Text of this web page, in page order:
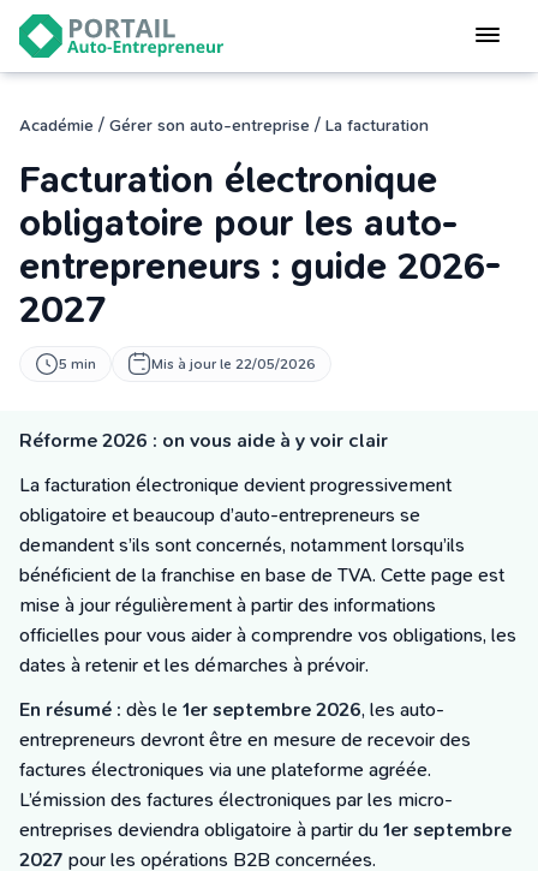
Devenir
auto-entrepreneur
logiciel de facturation
Modifier
mon auto-entreprise
Cesser
mon activité
CONNEXION
Statut auto-entrepreneur
Programmes de Formation
L’académie
Tarifs
Blog
Académie / Gérer son auto-entreprise / La facturation
Facturation électronique
obligatoire pour les auto-
entrepreneurs : guide 2026-
2027
5 min Mis à jour le 22/05/2026
Réforme 2026 : on vous aide à y voir clair
La facturation électronique devient progressivement
obligatoire et beaucoup d’auto-entrepreneurs se
demandent s’ils sont concernés, notamment lorsqu’ils
bénéficient de la franchise en base de TVA. Cette page est
mise à jour régulièrement à partir des informations
officielles pour vous aider à comprendre vos obligations, les
dates à retenir et les démarches à prévoir.
En résumé : dès le 1er septembre 2026, les auto-
entrepreneurs devront être en mesure de recevoir des
factures électroniques via une plateforme agréée.
L’émission des factures électroniques par les micro-
entreprises deviendra obligatoire à partir du 1er septembre
2027 pour les opérations B2B concernées.